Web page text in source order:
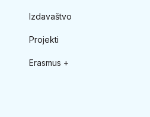
Izdavaštvo
Projekti
Erasmus +